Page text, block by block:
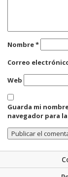
Nombre*
Correo
Web
Guarda mi
navegador para